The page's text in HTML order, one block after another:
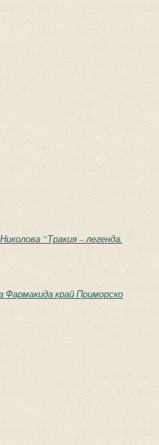
“Тракия – легенда.
край Приморско